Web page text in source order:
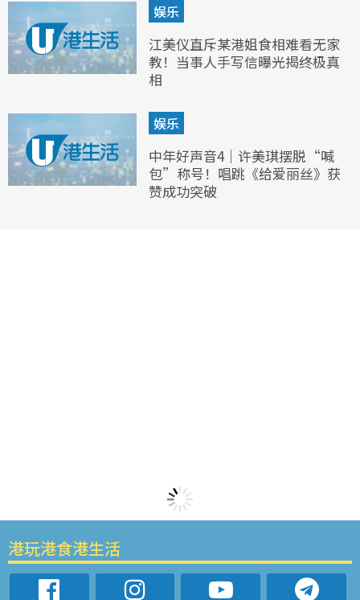
娱乐
江美仪直斥某港姐食相难看无家
教！当事人手写信曝光揭终极真
相
娱乐
中年好声音4｜许美琪摆脱“喊
包”称号！唱跳《给爱丽丝》获
赞成功突破
港玩港食港生活